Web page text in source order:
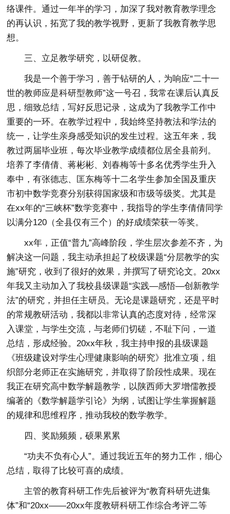
络课件。通过一年半的学习，加深了我对教育教学理念
的再认识，拓宽了我的教学视野，更新了我教育教学思
想。
三、立足教学研究，以研促教。
我是一个善于学习，善于钻研的人，为响应“二十一
世的教师应是科研型教师”这一号召，我常在课后认真反
思，细致总结，写好反思记录，这成为了我教学工作中
重要的一环。在教学过程中，我始终坚持教法和学法的
统一，让学生亲身感受知识的发生过程。这五年来，我
教过两届毕业班，每次毕业教学成绩都位居全县前列。
培养了李倩倩、蒋彬彬、刘春梅等十多名优秀学生升入
奉中，有张德志、匡东梅等十二名学生参加全国及重庆
市初中数学竞赛分别获得国家级和市级等级奖。尤其是
在xx年的“三峡杯”数学竞赛中，我指导的学生李倩倩同学
以满分120（全县仅有三个）的好成绩荣获一等奖。
xx年，正值“普九”高峰阶段，学生层次参差不齐，为
解决这一问题，我主动承担起了校级课题“分层教学的实
施”研究，收到了很好的效果，并撰写了研究论文。20xx
年我又主动加入了我校县级课题“实践—感悟—创新教学
法”的研究，并担任主研员。无论是课题研究，还是平时
的常规教研活动，我都以非常认真的态度对待，经常深
入课堂，与学生交流，与老师们切磋，不耻下问，一道
总结，形成经验。20xx年秋，我主持申报的县级课题
《班级建设对学生心理健康影响的研究》批准立项，组
织部分老师正在实施研究，并取得了阶段性成果。现在
我正在研究高中数学解题教学，以陕西师大罗增儒教授
编著的《数学解题学引论》为纲，试图让学生掌握解题
的规律和思维程序，推动我校的数学教学。
四、奖励频频，硕果累累
“功夫不负有心人”。通过我近五年的努力工作，细心
总结，取得了比较可喜的成绩。
主管的教育科研工作先后被评为“教育科研先进集
体”和“20xx——20xx年度教研科研工作综合考评二等